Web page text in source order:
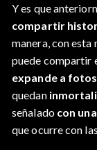
Y es que
compartir
manera, con esta
puede compartir
expande a
quedan
señaladocon
que ocurre con